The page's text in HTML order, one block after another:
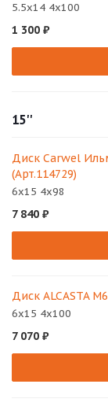
5.5x14 4x100
1 300 ₽
15''
Диск Carwel
(Арт.114729)
6x15 4x98
7 840 ₽
Диск ALCASTA
6x15 4x100
7 070 ₽